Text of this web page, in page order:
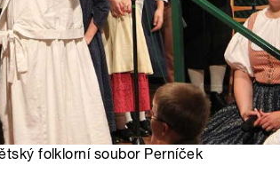
folklorní soubor Perníček